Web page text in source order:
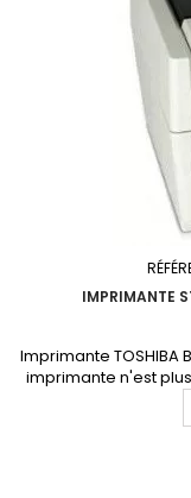
IMPRIMANTE
Imprimante
imprimante n'est
l'imprimante B-